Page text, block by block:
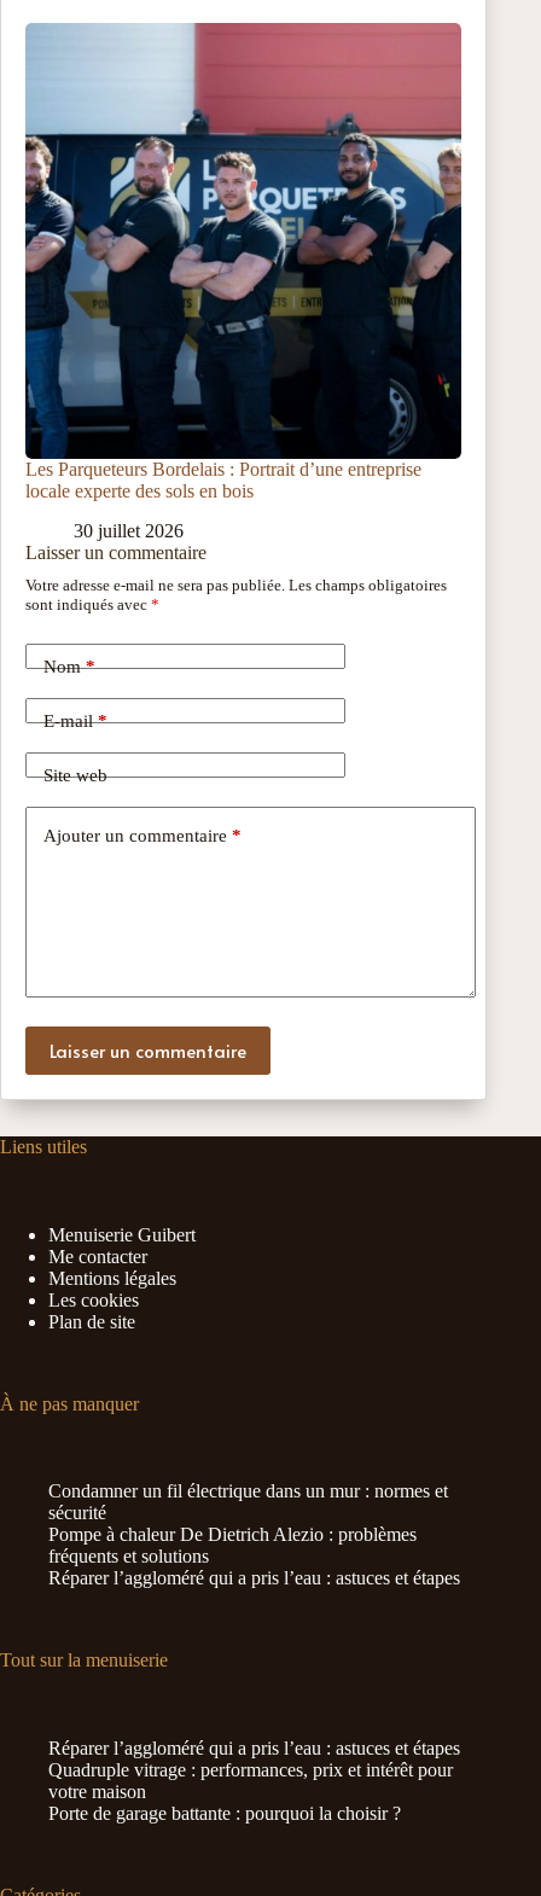
Les Parqueteurs Bordelais : Portrait d’une entreprise
locale experte des sols en bois
30 juillet 2026
Laisser un commentaire
Votre adresse e-mail ne sera pas publiée. Les champs obligatoires
sont indiqués avec *
Nom*
E-mail*
Site web
Ajouter un commentaire *
Laisser un commentaire
Liens utiles
Menuiserie Guibert
Me contacter
Mentions légales
Les cookies
Plan de site
À ne pas manquer
Condamner un fil électrique dans un mur : normes et
sécurité
Pompe à chaleur De Dietrich Alezio : problèmes
fréquents et solutions
Réparer l’aggloméré qui a pris l’eau : astuces et étapes
Tout sur la menuiserie
Réparer l’aggloméré qui a pris l’eau : astuces et étapes
Quadruple vitrage : performances, prix et intérêt pour
votre maison
Porte de garage battante : pourquoi la choisir ?